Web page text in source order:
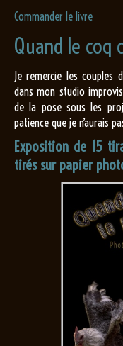
Commander le livre
Quand le coq
Je remercie les couples
dans mon studio
de la pose sous les
patience que je n’aurais
Exposition de 15
tirés sur papier